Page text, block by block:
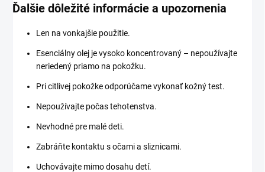
Ďalšie dôležité informácie a upozornenia
Len na vonkajšie použitie.
Esenciálny olej je vysoko koncentrovaný – nepoužívajte
neriedený priamo na pokožku.
Pri citlivej pokožke odporúčame vykonať kožný test.
Nepoužívajte počas tehotenstva.
Nevhodné pre malé deti.
Zabráňte kontaktu s očami a sliznicami.
Uchovávajte mimo dosahu detí.